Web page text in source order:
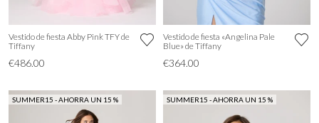
Vestido de fiesta Abby Pink TFY de
Tiffany
€486.00
Vestido de fiesta «Angelina Pale
Blue» de Tiffany
€364.00
SUMMER15 - AHORRA UN 15 % SUMMER15 - AHORRA UN 15 %